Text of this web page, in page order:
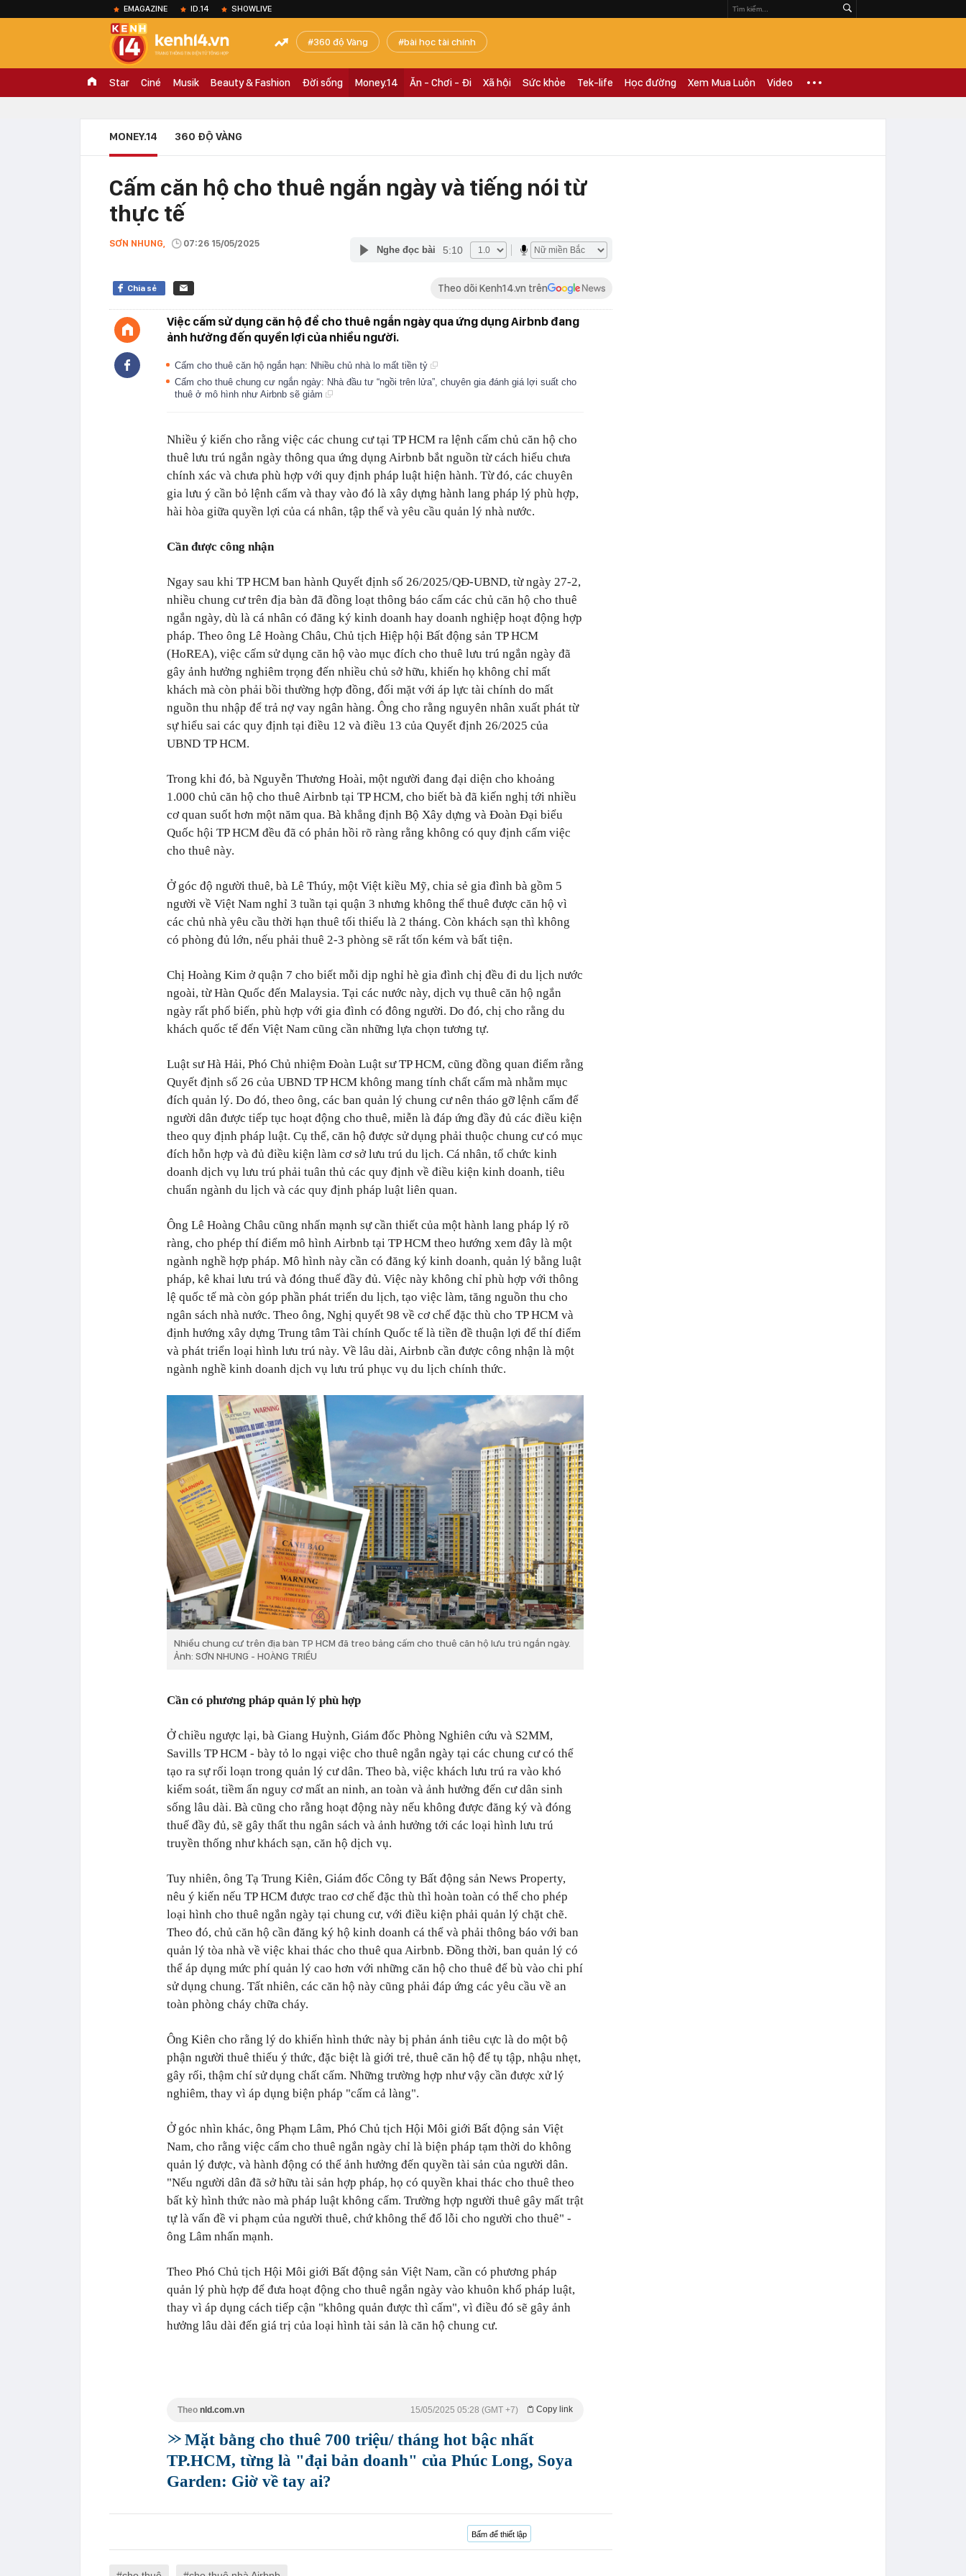
EMAGAZINE ID.14 SHOWLIVE
360 độ Vàng bài học tài chính
Star Ciné Musik Beauty & Fashion Đời sống Money.14 Ăn - Chơi - Đi Xã hội Sức khỏe Tek-life Học đường Xem Mua Luôn Video
MONEY.14 360 ĐỘ VÀNG
Cấm căn hộ cho thuê ngắn ngày và tiếng nói từ
thực tế
SƠN NHUNG, 07:26 15/05/2025
Nghe đọc bài 5:10
Chia sẻ Theo dõi Kenh14.vn trên
Việc cấm sử dụng căn hộ để cho thuê ngắn ngày qua ứng dụng Airbnb đang
ảnh hưởng đến quyền lợi của nhiều người.
Cấm cho thuê căn hộ ngắn hạn: Nhiều chủ nhà lo mất tiền tỷ
Cấm cho thuê chung cư ngắn ngày: Nhà đầu tư “ngồi trên lửa”, chuyên gia đánh giá lợi suất cho
thuê ở mô hình như Airbnb sẽ giảm
Nhiều ý kiến cho rằng việc các chung cư tại TP HCM ra lệnh cấm chủ căn hộ cho
thuê lưu trú ngắn ngày thông qua ứng dụng Airbnb bắt nguồn từ cách hiểu chưa
chính xác và chưa phù hợp với quy định pháp luật hiện hành. Từ đó, các chuyên
gia lưu ý cần bỏ lệnh cấm và thay vào đó là xây dựng hành lang pháp lý phù hợp,
hài hòa giữa quyền lợi của cá nhân, tập thể và yêu cầu quản lý nhà nước.
Cần được công nhận
Ngay sau khi TP HCM ban hành Quyết định số 26/2025/QĐ-UBND, từ ngày 27-2,
nhiều chung cư trên địa bàn đã đồng loạt thông báo cấm các chủ căn hộ cho thuê
ngắn ngày, dù là cá nhân có đăng ký kinh doanh hay doanh nghiệp hoạt động hợp
pháp. Theo ông Lê Hoàng Châu, Chủ tịch Hiệp hội Bất động sản TP HCM
(HoREA), việc cấm sử dụng căn hộ vào mục đích cho thuê lưu trú ngắn ngày đã
gây ảnh hưởng nghiêm trọng đến nhiều chủ sở hữu, khiến họ không chỉ mất
khách mà còn phải bồi thường hợp đồng, đối mặt với áp lực tài chính do mất
nguồn thu nhập để trả nợ vay ngân hàng. Ông cho rằng nguyên nhân xuất phát từ
sự hiểu sai các quy định tại điều 12 và điều 13 của Quyết định 26/2025 của
UBND TP HCM.
Trong khi đó, bà Nguyễn Thương Hoài, một người đang đại diện cho khoảng
1.000 chủ căn hộ cho thuê Airbnb tại TP HCM, cho biết bà đã kiến nghị tới nhiều
cơ quan suốt hơn một năm qua. Bà khẳng định Bộ Xây dựng và Đoàn Đại biểu
Quốc hội TP HCM đều đã có phản hồi rõ ràng rằng không có quy định cấm việc
cho thuê này.
Ở góc độ người thuê, bà Lê Thúy, một Việt kiều Mỹ, chia sẻ gia đình bà gồm 5
người về Việt Nam nghỉ 3 tuần tại quận 3 nhưng không thể thuê được căn hộ vì
các chủ nhà yêu cầu thời hạn thuê tối thiểu là 2 tháng. Còn khách sạn thì không
có phòng đủ lớn, nếu phải thuê 2-3 phòng sẽ rất tốn kém và bất tiện.
Chị Hoàng Kim ở quận 7 cho biết mỗi dịp nghỉ hè gia đình chị đều đi du lịch nước
ngoài, từ Hàn Quốc đến Malaysia. Tại các nước này, dịch vụ thuê căn hộ ngắn
ngày rất phổ biến, phù hợp với gia đình có đông người. Do đó, chị cho rằng du
khách quốc tế đến Việt Nam cũng cần những lựa chọn tương tự.
Luật sư Hà Hải, Phó Chủ nhiệm Đoàn Luật sư TP HCM, cũng đồng quan điểm rằng
Quyết định số 26 của UBND TP HCM không mang tính chất cấm mà nhằm mục
đích quản lý. Do đó, theo ông, các ban quản lý chung cư nên tháo gỡ lệnh cấm để
người dân được tiếp tục hoạt động cho thuê, miễn là đáp ứng đầy đủ các điều kiện
theo quy định pháp luật. Cụ thể, căn hộ được sử dụng phải thuộc chung cư có mục
đích hỗn hợp và đủ điều kiện làm cơ sở lưu trú du lịch. Cá nhân, tổ chức kinh
doanh dịch vụ lưu trú phải tuân thủ các quy định về điều kiện kinh doanh, tiêu
chuẩn ngành du lịch và các quy định pháp luật liên quan.
Ông Lê Hoàng Châu cũng nhấn mạnh sự cần thiết của một hành lang pháp lý rõ
ràng, cho phép thí điểm mô hình Airbnb tại TP HCM theo hướng xem đây là một
ngành nghề hợp pháp. Mô hình này cần có đăng ký kinh doanh, quản lý bằng luật
pháp, kê khai lưu trú và đóng thuế đầy đủ. Việc này không chỉ phù hợp với thông
lệ quốc tế mà còn góp phần phát triển du lịch, tạo việc làm, tăng nguồn thu cho
ngân sách nhà nước. Theo ông, Nghị quyết 98 về cơ chế đặc thù cho TP HCM và
định hướng xây dựng Trung tâm Tài chính Quốc tế là tiền đề thuận lợi để thí điểm
và phát triển loại hình lưu trú này. Về lâu dài, Airbnb cần được công nhận là một
ngành nghề kinh doanh dịch vụ lưu trú phục vụ du lịch chính thức.
Nhiều chung cư trên địa bàn TP HCM đã treo bảng cấm cho thuê căn hộ lưu trú ngắn ngày.
Ảnh: SƠN NHUNG - HOÀNG TRIỀU
Cần có phương pháp quản lý phù hợp
Ở chiều ngược lại, bà Giang Huỳnh, Giám đốc Phòng Nghiên cứu và S2MM,
Savills TP HCM - bày tỏ lo ngại việc cho thuê ngắn ngày tại các chung cư có thể
tạo ra sự rối loạn trong quản lý cư dân. Theo bà, việc khách lưu trú ra vào khó
kiểm soát, tiềm ẩn nguy cơ mất an ninh, an toàn và ảnh hưởng đến cư dân sinh
sống lâu dài. Bà cũng cho rằng hoạt động này nếu không được đăng ký và đóng
thuế đầy đủ, sẽ gây thất thu ngân sách và ảnh hưởng tới các loại hình lưu trú
truyền thống như khách sạn, căn hộ dịch vụ.
Tuy nhiên, ông Tạ Trung Kiên, Giám đốc Công ty Bất động sản News Property,
nêu ý kiến nếu TP HCM được trao cơ chế đặc thù thì hoàn toàn có thể cho phép
loại hình cho thuê ngắn ngày tại chung cư, với điều kiện phải quản lý chặt chẽ.
Theo đó, chủ căn hộ cần đăng ký hộ kinh doanh cá thể và phải thông báo với ban
quản lý tòa nhà về việc khai thác cho thuê qua Airbnb. Đồng thời, ban quản lý có
thể áp dụng mức phí quản lý cao hơn với những căn hộ cho thuê để bù vào chi phí
sử dụng chung. Tất nhiên, các căn hộ này cũng phải đáp ứng các yêu cầu về an
toàn phòng cháy chữa cháy.
Ông Kiên cho rằng lý do khiến hình thức này bị phản ánh tiêu cực là do một bộ
phận người thuê thiếu ý thức, đặc biệt là giới trẻ, thuê căn hộ để tụ tập, nhậu nhẹt,
gây rối, thậm chí sử dụng chất cấm. Những trường hợp như vậy cần được xử lý
nghiêm, thay vì áp dụng biện pháp "cấm cả làng".
Ở góc nhìn khác, ông Phạm Lâm, Phó Chủ tịch Hội Môi giới Bất động sản Việt
Nam, cho rằng việc cấm cho thuê ngắn ngày chỉ là biện pháp tạm thời do không
quản lý được, và hành động có thể ảnh hưởng đến quyền tài sản của người dân.
"Nếu người dân đã sở hữu tài sản hợp pháp, họ có quyền khai thác cho thuê theo
bất kỳ hình thức nào mà pháp luật không cấm. Trường hợp người thuê gây mất trật
tự là vấn đề vi phạm của người thuê, chứ không thể đổ lỗi cho người cho thuê" -
ông Lâm nhấn mạnh.
Theo Phó Chủ tịch Hội Môi giới Bất động sản Việt Nam, cần có phương pháp
quản lý phù hợp để đưa hoạt động cho thuê ngắn ngày vào khuôn khổ pháp luật,
thay vì áp dụng cách tiếp cận "không quản được thì cấm", vì điều đó sẽ gây ảnh
hưởng lâu dài đến giá trị của loại hình tài sản là căn hộ chung cư.
Theo nld.com.vn Copy link
15/05/2025 05:28 (GMT +7)
Mặt bằng cho thuê 700 triệu/ tháng hot bậc nhất
TP.HCM, từng là "đại bản doanh" của Phúc Long, Soya
Garden: Giờ về tay ai?
Bấm để thiết lập